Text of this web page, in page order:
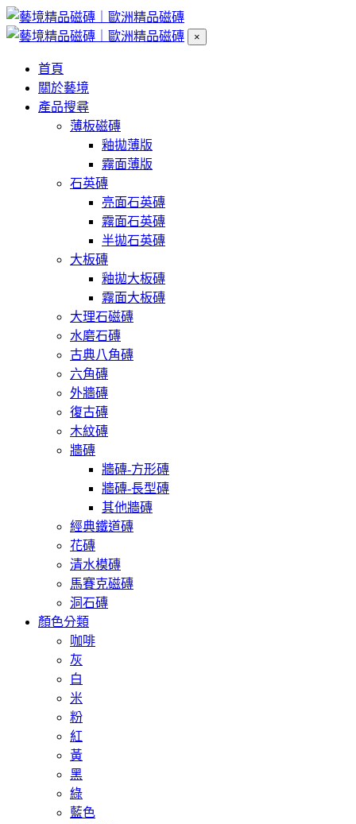
×
首頁
關於藝境
產品搜尋
薄板磁磚
釉拋薄版
霧面薄版
石英磚
亮面石英磚
霧面石英磚
半拋石英磚
大板磚
釉拋大板磚
霧面大板磚
大理石磁磚
水磨石磚
古典八角磚
六角磚
外牆磚
復古磚
木紋磚
牆磚
牆磚-方形磚
牆磚-長型磚
其他牆磚
經典鐵道磚
花磚
清水模磚
馬賽克磁磚
洞石磚
顏色分類
咖啡
灰
白
米
粉
紅
黃
黑
綠
藍色